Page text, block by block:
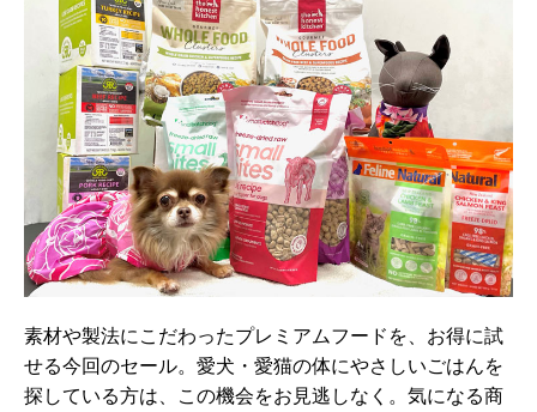
素材や製法にこだわったプレミアムフードを、お得に試
せる今回のセール。愛犬・愛猫の体にやさしいごはんを
探している方は、この機会をお見逃しなく。気になる商